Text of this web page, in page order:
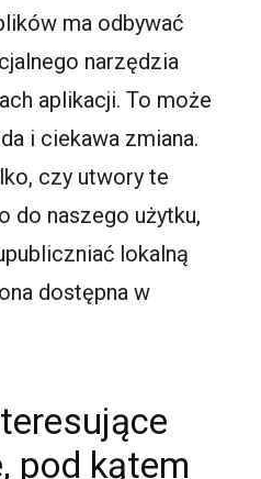
ma odbywać
narzędzia
aplikacji. To może
i ciekawa zmiana.
czy utwory te
do naszego użytku,
lokalną
dostępna w
pod kątem